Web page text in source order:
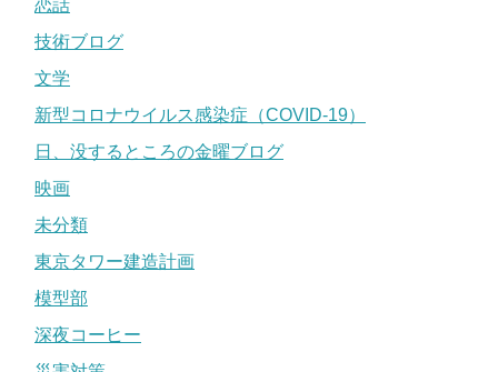
恋話
技術ブログ
文学
新型コロナウイルス感染症（COVID-19）
日、没するところの金曜ブログ
映画
未分類
東京タワー建造計画
模型部
深夜コーヒー